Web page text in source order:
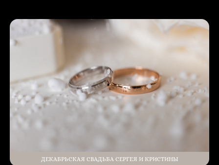
ДЕКАБРЬСКАЯ СВАДЬБА СЕРГЕЯ И КРИСТИНЫ